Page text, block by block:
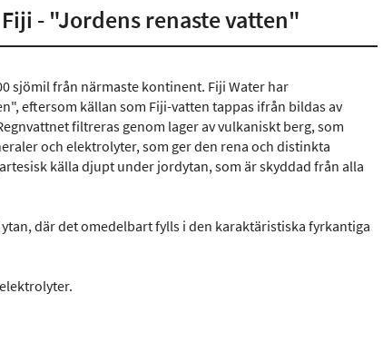
- "Jordens renaste vatten"
sjömil från närmaste kontinent. Fiji Water har
eftersom källan som Fiji-vatten tappas ifrån bildas av
filtreras genom lager av vulkaniskt berg, som
och elektrolyter, som ger den rena och distinkta
källa djupt under jordytan, som är skyddad från alla
där det omedelbart fylls i den karaktäristiska fyrkantiga